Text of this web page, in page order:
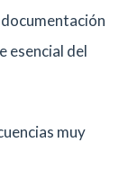
esencial del
muy